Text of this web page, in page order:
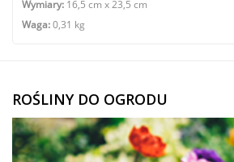
Wymiary: 16,5 cm x 23,5 cm
Waga:0,31 kg
ROŚLINY DO OGRODU